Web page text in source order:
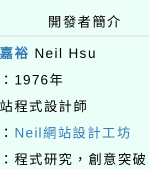
養工作坊新北場」
語學習班」招生簡
動簡章19疫苗接
象擴大為「滿6
民眾」措施，延
止
經濟部水利署委託
研究院辦理「
優單位及節水達
8月22日(星期六
孔廟祈福系列
啟航」
桃園地景藝術
桃園藝術巡演
育部國民及學前
灣師範大學辦理
家教育研究院中
開發者簡介
裕 Neil Hsu
1976年
程式設計師
Neil網站設計工坊
程式研究，創意突